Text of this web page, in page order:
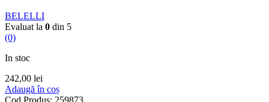
BELELLI
Evaluat la 0 din 5
(0)
In stoc
242,00 lei
Adaugă în coș
Cod Produs: 259873